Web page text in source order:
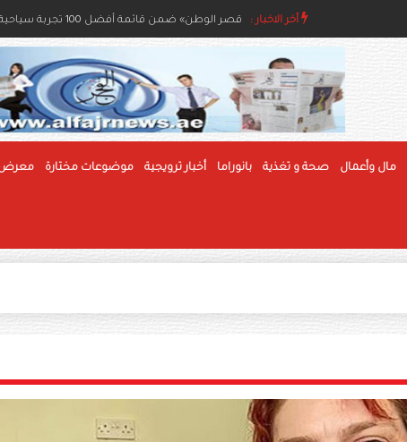
أخر الاخبار :
مسابقات الفاكهة بمهرجان الوثبة للرطب تعزز جودة
مال وأعمال صحة و تغذية بانوراما أخبار ترويجية موضوعات مختارة معرض